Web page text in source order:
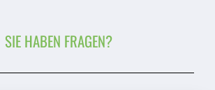
SIE HABEN FRAGEN?